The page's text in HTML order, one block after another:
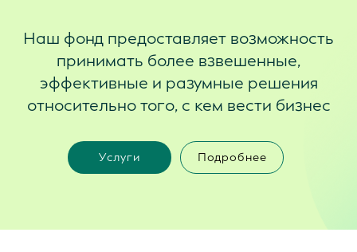
Наш фонд предоставляет возможность
принимать более взвешенные,
эффективные и разумные решения
относительно того, с кем вести бизнес
Услуги Подробнее